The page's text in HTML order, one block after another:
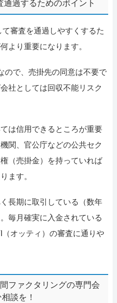
過するためのポイント
審査を通過しやすくするた
より重要になります。
ので、売掛先の同意は不要で
社としては回収不能リスク
は信用できるところが重要
関、官公庁などの公共セク
（売掛金）を持っていれば
ます。
長期に取引している（数年
毎月確実に入金されている
オッティ）の審査に通りや
ファクタリングの専門会
談を！